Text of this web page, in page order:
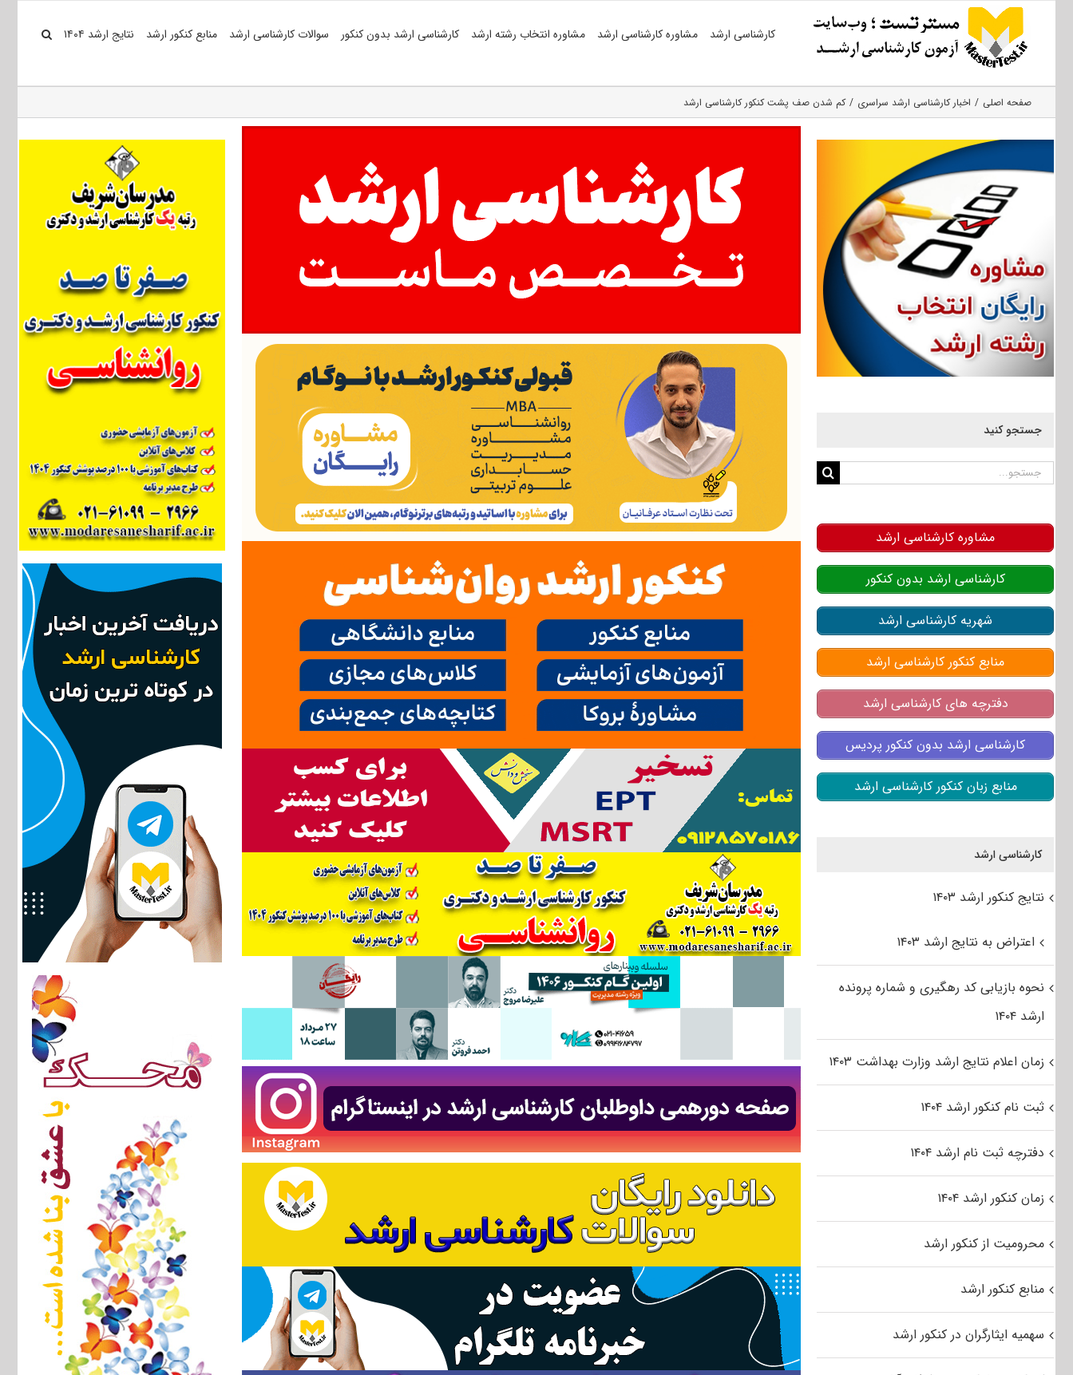
کارشناسی ارشد مشاوره کارشناسی ارشد مشاوره انتخاب رشته ارشد کارشناسی ارشد بدون کنکور سوالات کارشناسی ارشد منابع کنکور ارشد نتایج ارشد ۱۴۰۴
صفحه اصلی اخبار کارشناسی ارشد سراسری کم شدن صف پشت کنکور کارشناسی ارشد
جستجو کنید
جستجو
مشاوره کارشناسی ارشد
کارشناسی ارشد بدون کنکور
شهریه کارشناسی ارشد
منابع کنکور کارشناسی ارشد
دفترچه های کارشناسی ارشد
کارشناسی ارشد بدون کنکور پردیس
منابع زبان کنکور کارشناسی ارشد
کارشناسی ارشد
نتایج کنکور ارشد ۱۴۰۳
اعتراض به نتایج ارشد ۱۴۰۳
نحوه بازیابی کد رهگیری و شماره پرونده
ارشد ۱۴۰۴
زمان اعلام نتایج ارشد وزارت بهداشت ۱۴۰۳
ثبت نام کنکور ارشد ۱۴۰۴
دفترچه ثبت نام ارشد ۱۴۰۴
زمان کنکور ارشد ۱۴۰۴
محرومیت از کنکور ارشد
منابع کنکور ارشد
سهمیه ایثارگران در کنکور ارشد